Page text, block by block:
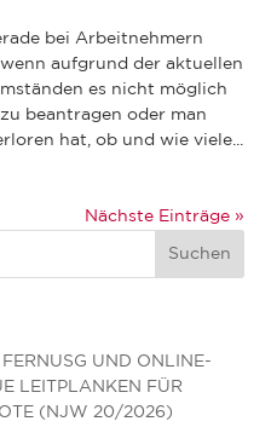
bei Arbeitnehmern
aufgrund der aktuellen
es nicht möglich
beantragen oder man
hat, ob und wie viele...
Nächste Einträge »
UND ONLINE-
LEITPLANKEN FÜR
(NJW 20/2026)